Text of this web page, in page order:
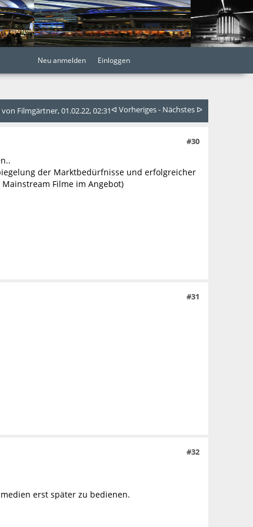
Neu anmelden Einloggen
Filmgärtner, 01.02.22, 02:31ᐊ Vorheriges- Nächstes ᐅ
#30
der Marktbedürfnisse und erfolgreicher
Filme im Angebot)
#31
#32
erst später zu bedienen.